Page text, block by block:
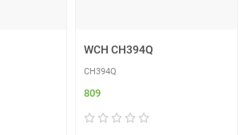
WCH CH394Q
CH394Q
809